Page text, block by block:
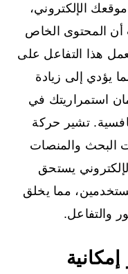
الإلكتروني،
أن المحتوى الخاص
هذا التفاعل على
يؤدي إلى زيادة
استمراريتك في
تشير حركة
البحث والمنصات
يستحق
مما يخلق
والتفاعل.